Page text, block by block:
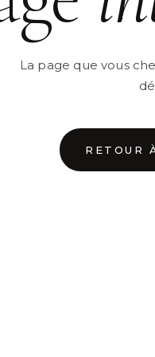
La page que vous
RETOUR